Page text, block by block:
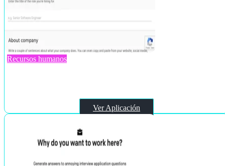
Recursos humanos
Ver Aplicación